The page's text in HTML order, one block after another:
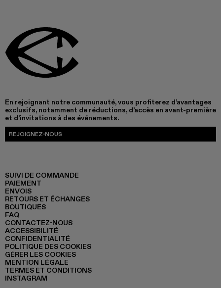
En rejoignant notre communauté, vous profiterez d’avantages
exclusifs, notamment de réductions, d’accès en avant-première
et d’invitations à des événements.
REJOIGNEZ-NOUS
SUIVI DE COMMANDE
PAIEMENT
ENVOIS
RETOURS ET ÉCHANGES
BOUTIQUES
FAQ
CONTACTEZ-NOUS
ACCESSIBILITÉ
CONFIDENTIALITÉ
POLITIQUE DES COOKIES
GÉRER LES COOKIES
MENTION LÉGALE
TERMES ET CONDITIONS
INSTAGRAM